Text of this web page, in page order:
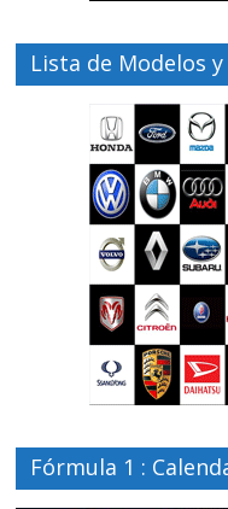
Lista de Modelos
Fórmula 1 :